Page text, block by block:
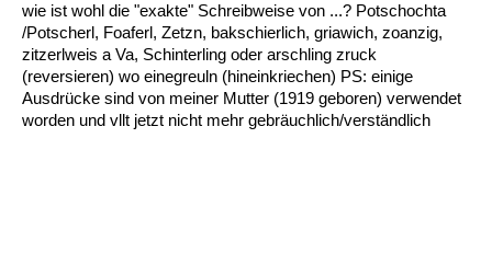
wie ist wohl die "exakte" Schreibweise von ...? Potschochta
/Potscherl, Foaferl, Zetzn, bakschierlich, griawich, zoanzig,
zitzerlweis a Va, Schinterling oder arschling zruck
(reversieren) wo einegreuln (hineinkriechen) PS: einige
Ausdrücke sind von meiner Mutter (1919 geboren) verwendet
worden und vllt jetzt nicht mehr gebräuchlich/verständlich